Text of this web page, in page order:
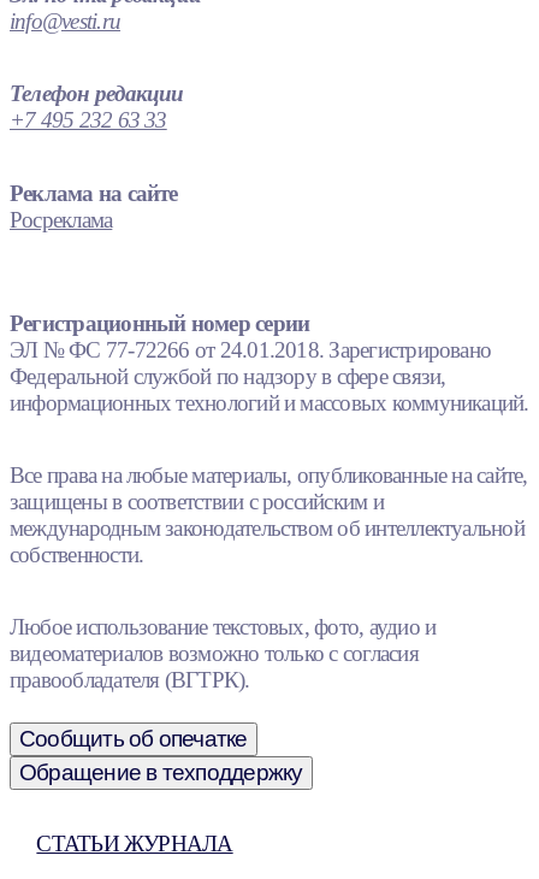
info@vesti.ru
Телефон редакции
+7 495 232 63 33
Реклама на сайте
Росреклама
Регистрационный номер серии
ЭЛ № ФС 77-72266 от 24.01.2018. Зарегистрировано
Федеральной службой по надзору в сфере связи,
информационных технологий и массовых коммуникаций.
Все права на любые материалы, опубликованные на сайте,
защищены в соответствии с российским и
международным законодательством об интеллектуальной
собственности.
Любое использование текстовых, фото, аудио и
видеоматериалов возможно только с согласия
правообладателя (ВГТРК).
Сообщить об опечатке
Обращение в техподдержку
СТАТЬИ ЖУРНАЛА